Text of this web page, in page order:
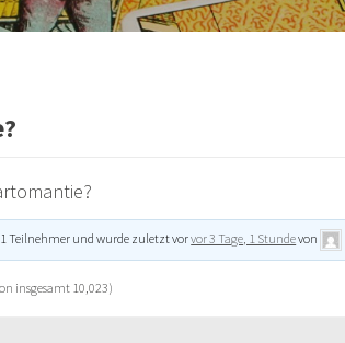
Teilnehmer und wurde zuletzt vorvor 3 Tage, 1 Stundevon
insgesamt 10,023)